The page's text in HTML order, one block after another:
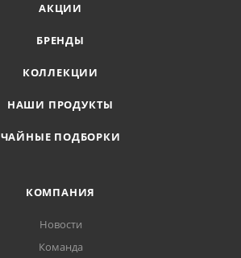
АКЦИИ
БРЕНДЫ
КОЛЛЕКЦИИ
НАШИ ПРОДУКТЫ
ЧАЙНЫЕ ПОДБОРКИ
КОМПАНИЯ
Новости
Команда